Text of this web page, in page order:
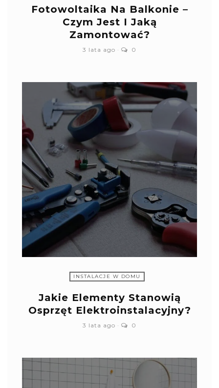
Fotowoltaika Na Balkonie –
Czym Jest I Jaką
Zamontować?
3 lata ago 0
INSTALACJE W DOMU
Jakie Elementy Stanowią
Osprzęt Elektroinstalacyjny?
3 lata ago 0